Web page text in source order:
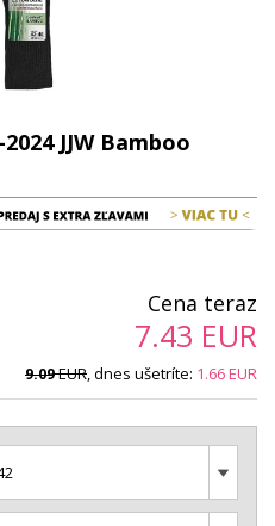
JJW Bamboo
Cena teraz
7.43 EUR
9.09EUR, dnes ušetríte: 1.66EUR